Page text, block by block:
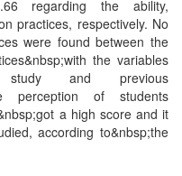
regarding the ability,
practices, respectively. No
were found between the
the variables
and previous
perception of students
a high score and it
according to&nbsp;the